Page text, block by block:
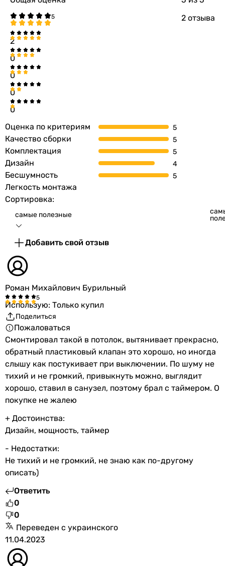
2 отзыва
2
0
0
0
0
Оценка по критериям
Качество сборки
Комплектация
Дизайн
Бесшумность
Легкость монтажа
Сортировка:
самые полезные
Добавить свой отзыв
Роман Михайлович Бурильный
Использую: Только купил
Поделиться
Пожаловаться
Смонтировал такой в потолок, вытянивает прекрасно,
обратный пластиковый клапан это хорошо, но иногда
слышу как постукивает при выключении. По шуму не
тихий и не громкий, привыкнуть можно, выглядит
хорошо, ставил в санузел, поэтому брал с таймером. О
покупке не жалею
+ Достоинства:
Дизайн, мощность, таймер
- Недостатки:
Не тихий и не громкий, не знаю как по-другому
описать)
Ответить
0
0
Переведен с украинского
11.04.2023